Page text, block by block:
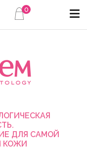
0
ДЛЯ САМОЙ
КОЖИ